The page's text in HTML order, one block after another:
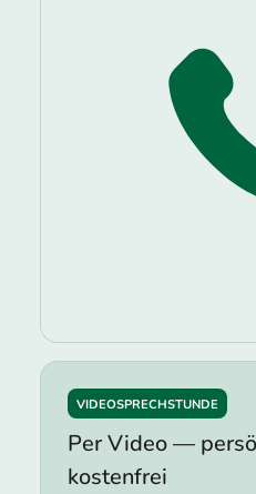
VIDEOSPRECHSTUNDE
Per Video —
kostenfrei